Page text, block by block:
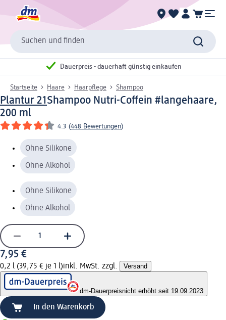
Suchen und finden
Dauerpreis - dauerhaft günstig einkaufen
Startseite Haare Haarpflege Shampoo
Plantur 21Shampoo Nutri-Coffein #langehaare,
200 ml
4.3 (448 Bewertungen)
Ohne Silikone
Ohne Alkohol
Ohne Silikone
Ohne Alkohol
7,95 €
0,2 l (39,75 € je 1 l)inkl. MwSt. zzgl. Versand
dm-Dauerpreisnicht erhöht seit 19.09.2023
In den Warenkorb